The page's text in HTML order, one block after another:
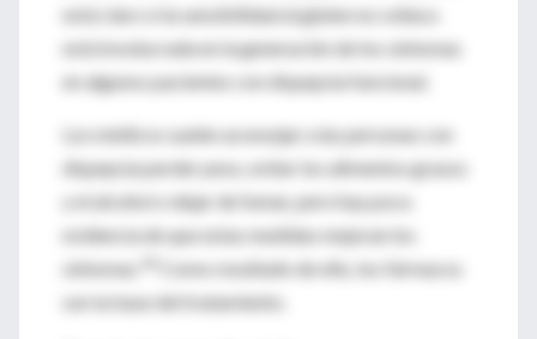
está claro si la sensibilidad al gluten no celíaca
está involucrada en la generación de los síntomas
en algunos pacientes con dispepsia funcional.
Los médicos suelen aconsejar a las personas con
dispepsia perder peso, evitar los alimentos grasos
y el alcohol o dejar de fumar, pero hay poca
evidencia de que estas medidas mejoran los
síntomas.
Como resultado de ello, los fármacos
son la base del tratamiento.